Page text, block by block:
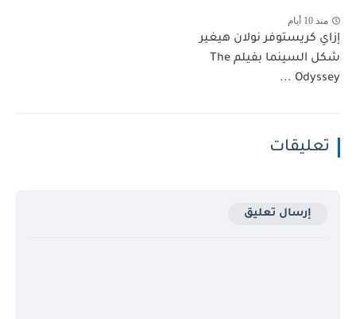
منذ 10 أيام
إزاي كريستوفر نولان هيغير
شكل السينما بفيلم The
Odyssey ...
تعليقات
إرسال تعليق